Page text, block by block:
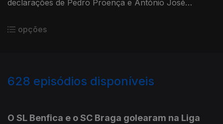
declarações de Pedro Proença e António José
opções
628 episódios disponíveis
O SL Benfica e o SC Braga golearam na Liga